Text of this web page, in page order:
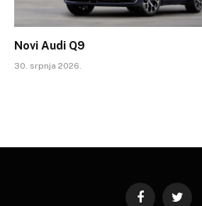
Novi Audi Q9
30. srpnja 2026.
FacebookTwitter